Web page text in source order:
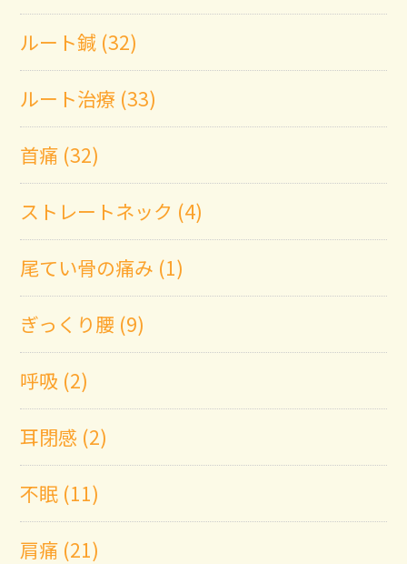
ルート鍼 (32)
ルート治療 (33)
首痛 (32)
ストレートネック (4)
尾てい骨の痛み (1)
ぎっくり腰 (9)
呼吸 (2)
耳閉感 (2)
不眠 (11)
肩痛 (21)